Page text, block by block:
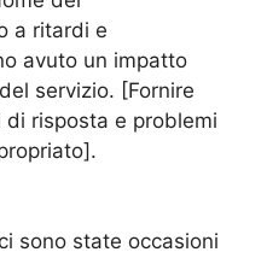
a ritardi e
avuto un impatto
servizio. [Fornire
risposta e problemi
sono state occasioni